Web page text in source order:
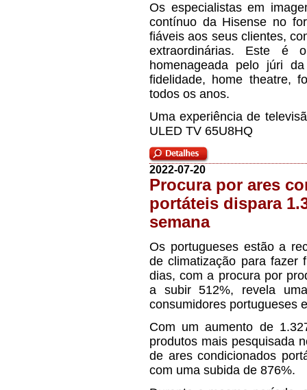
Os especialistas em
contínuo da Hisense no
fiáveis aos seus clientes,
extraordinárias. Este
homenageada pelo júri
fidelidade, home theatre,
todos os anos.
Uma experiência de
ULED TV 65U8HQ
2022-07-20
Procura por ares
portáteis dispara
semana
Os portugueses estão a
de climatização para fazer
dias, com a procura por
a subir 512%, revela
consumidores portugueses
Com um aumento de
produtos mais pesquisada
de ares condicionados
com uma subida de 876%.